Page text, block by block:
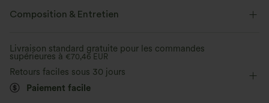
Coupe ajustée Poches latérales
Couvre-pieds Baggy
Composition & Entretien
Livraison standard gratuite pour les commandes
supérieures à €70,46 EUR
Retours faciles sous 30 jours
Paiement facile